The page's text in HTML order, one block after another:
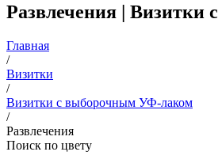
Развлечения |
Главная
/
Визитки
/
Визитки с выборочным УФ-лаком
/
Развлечения
Поиск по цвету